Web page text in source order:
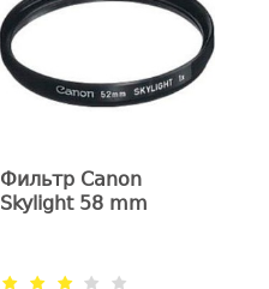
Фильтр Canon
Skylight 58 mm